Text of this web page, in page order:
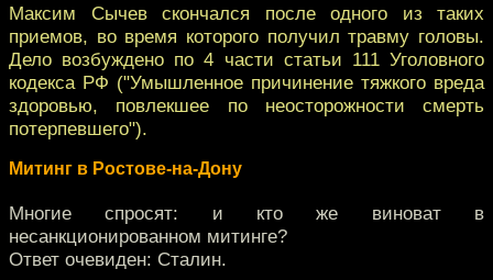
Максим Сычев скончался после одного из таких
приемов, во время которого получил травму головы.
Дело возбуждено по 4 части статьи 111 Уголовного
кодекса РФ ("Умышленное причинение тяжкого вреда
здоровью, повлекшее по неосторожности смерть
потерпевшего").
Митинг в Ростове-на-Дону
Многие спросят: и кто же виноват в
несанкционированном митинге?
Ответ очевиден: Сталин.